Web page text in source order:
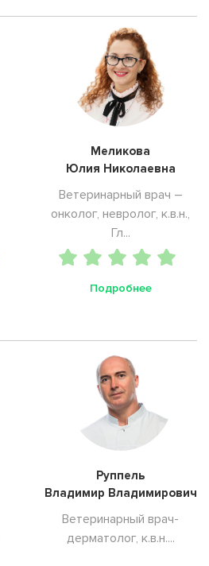
Меликова
Юлия Николаевна
Ветеринарный врач –
онколог, невролог, к.в.н.,
Гл...
Подробнее
Руппель
Владимир Владимирович
Ветеринарный врач-
дерматолог, к.в.н....